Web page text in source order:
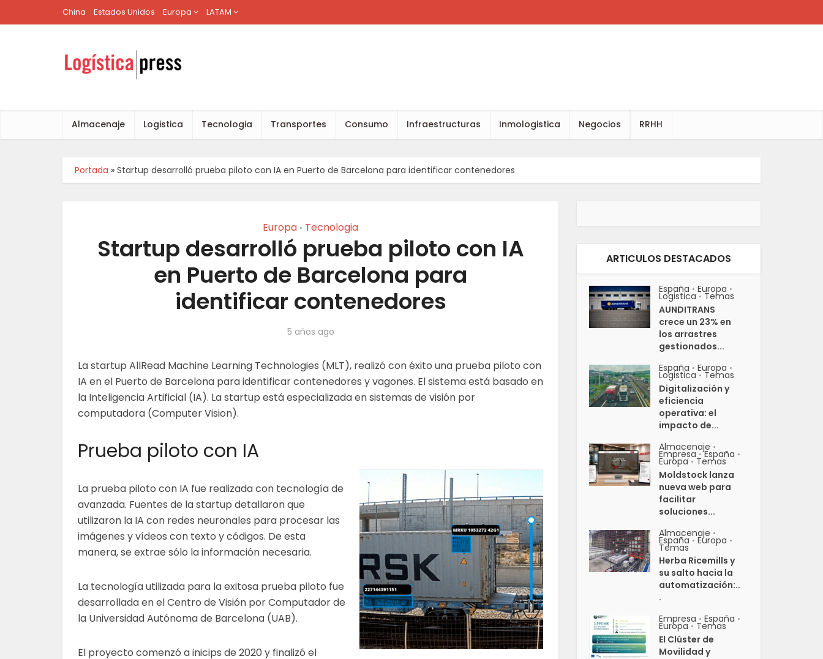
China Estados Unidos Europa LATAM
Almacenaje Logistica Tecnologia Transportes Consumo Infraestructuras Inmologistica Negocios RRHH
Portada » Startup desarrolló prueba piloto con IA en Puerto de Barcelona para identificar contenedores
Europa • Tecnologia
Startup desarrolló prueba piloto con IA
en Puerto de Barcelona para
identificar contenedores
5 años ago
La startup AllRead Machine Learning Technologies (MLT), realizó con éxito una prueba piloto con
IA en el Puerto de Barcelona para identificar contenedores y vagones. El sistema está basado en
la Inteligencia Artificial (IA). La startup está especializada en sistemas de visión por
computadora (Computer Vision).
Prueba piloto con IA
La prueba piloto con IA fue realizada con tecnología de
avanzada. Fuentes de la startup detallaron que
utilizaron la IA con redes neuronales para procesar las
imágenes y vídeos con texto y códigos. De esta
manera, se extrae sólo la información necesaria.
La tecnología utilizada para la exitosa prueba piloto fue
desarrollada en el Centro de Visión por Computador de
la Universidad Autónoma de Barcelona (UAB).
El proyecto comenzó a inicips de 2020 y finalizó el
ARTICULOS DESTACADOS
España • Europa •
Logistica • Temas
AUNDITRANS
crece un 23% en
los arrastres
gestionados...
España • Europa •
Logistica • Temas
Digitalización y
eficiencia
operativa: el
impacto de...
Almacenaje •
Empresa • España •
Europa • Temas
Moldstock lanza
nueva web para
facilitar
soluciones...
Almacenaje •
España • Europa •
Temas
Herba Ricemills y
su salto hacia la
automatización:..
.
Empresa • España •
Europa • Temas
El Clúster de
Movilidad y